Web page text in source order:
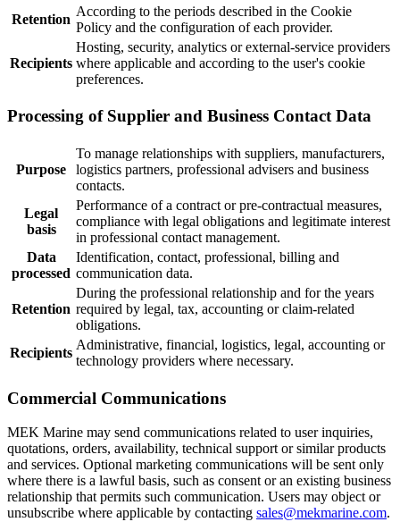
Retention
According to the periods described in the Cookie
Policy and the configuration of each provider.
Recipients
Hosting, security, analytics or external-service providers
where applicable and according to the user's cookie
preferences.
Processing of Supplier and Business Contact Data
Purpose
To manage relationships with suppliers, manufacturers,
logistics partners, professional advisers and business
contacts.
Legal
basis
Performance of a contract or pre-contractual measures,
compliance with legal obligations and legitimate interest
in professional contact management.
Data
processed
Identification, contact, professional, billing and
communication data.
Retention
During the professional relationship and for the years
required by legal, tax, accounting or claim-related
obligations.
Recipients
Administrative, financial, logistics, legal, accounting or
technology providers where necessary.
Commercial Communications
MEK Marine may send communications related to user inquiries,
quotations, orders, availability, technical support or similar products
and services. Optional marketing communications will be sent only
where there is a lawful basis, such as consent or an existing business
relationship that permits such communication. Users may object or
unsubscribe where applicable by contacting sales@mekmarine.com.